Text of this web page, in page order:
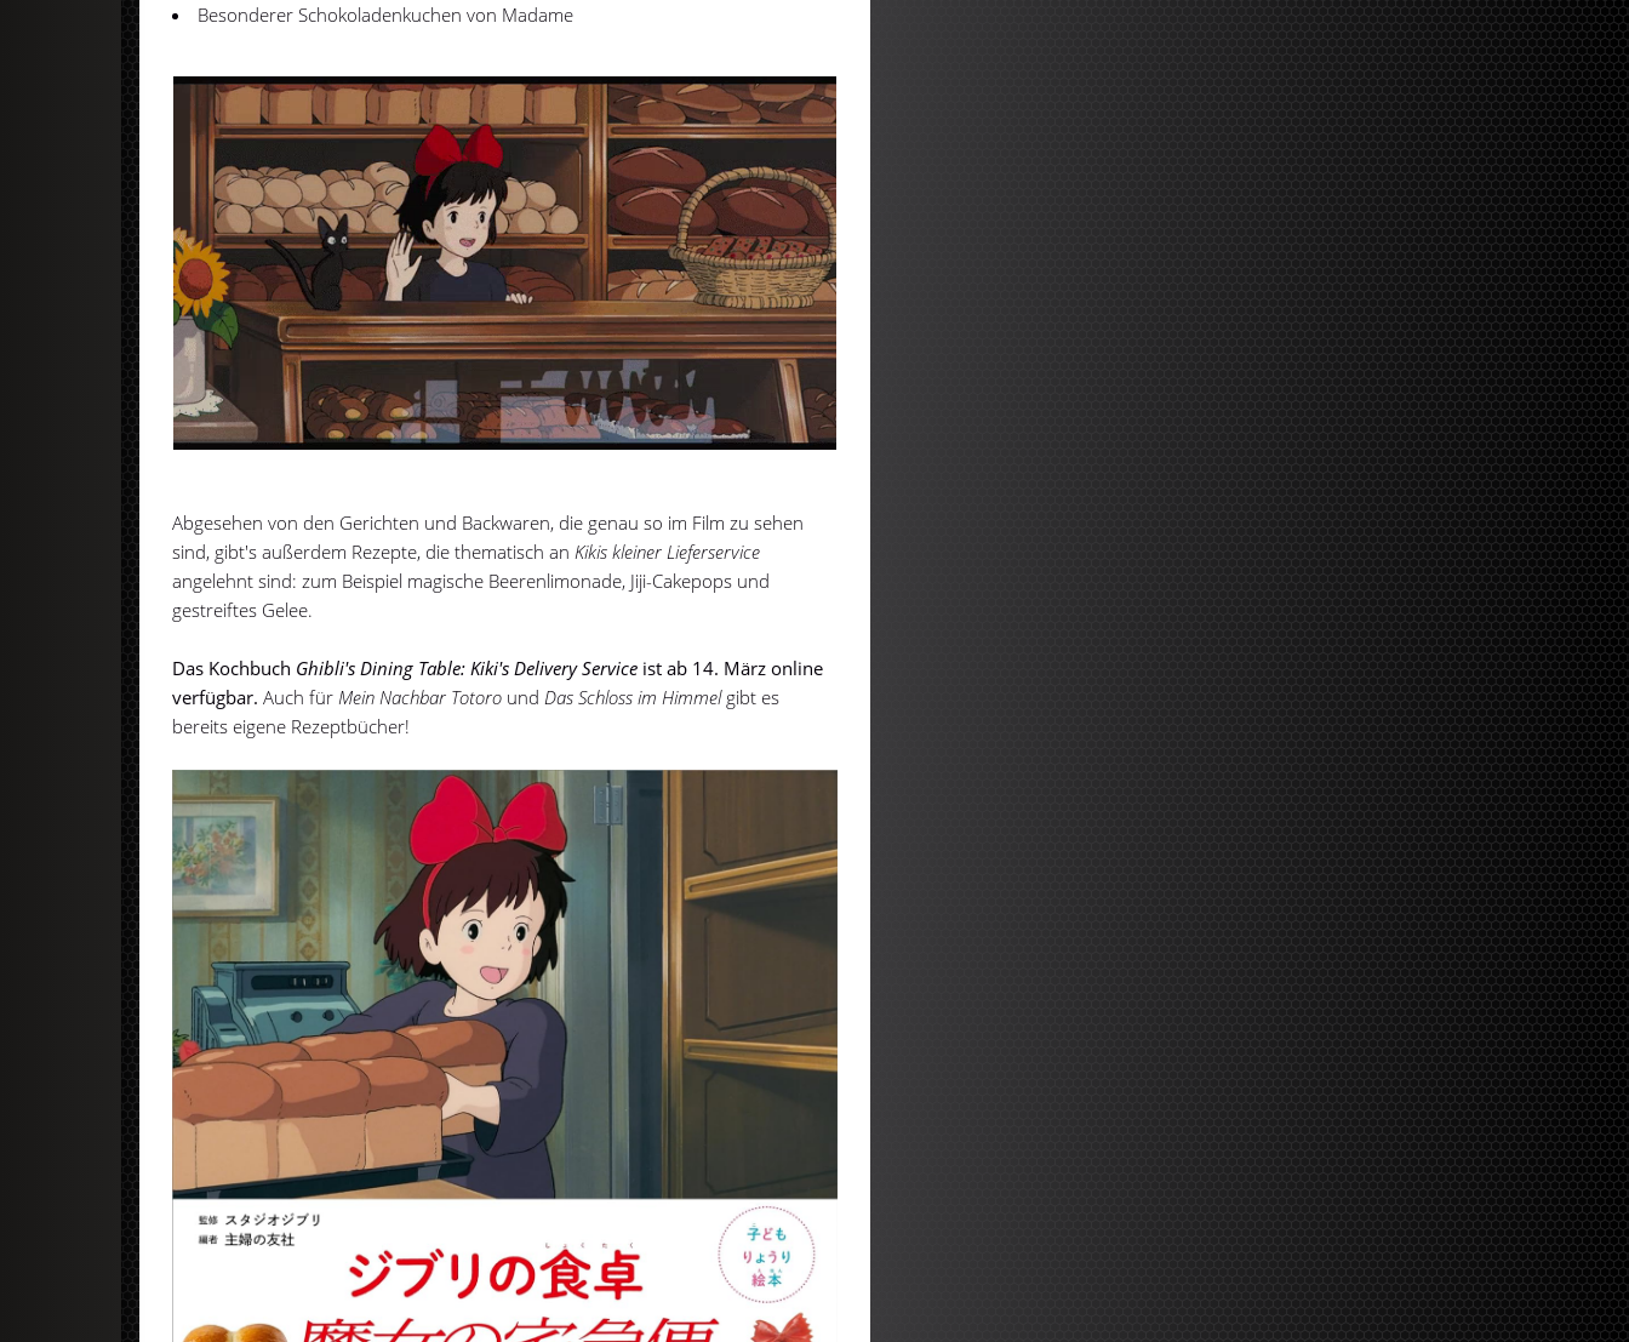
Besonderer Schokoladenkuchen von Madame
Abgesehen von den Gerichten und Backwaren, die genau so im Film zu sehen
sind, gibt's außerdem Rezepte, die thematisch anKikis kleiner Lieferservice
angelehnt sind: zum Beispiel magische Beerenlimonade, Jiji-Cakepops und
gestreiftes Gelee.
Das Kochbuch Ghibli's Dining Table: Kiki's Delivery Service ist ab 14. März online
verfügbar. Auch fürMein Nachbar Totoro undDas Schloss im Himmelgibt es
bereits eigene Rezeptbücher!